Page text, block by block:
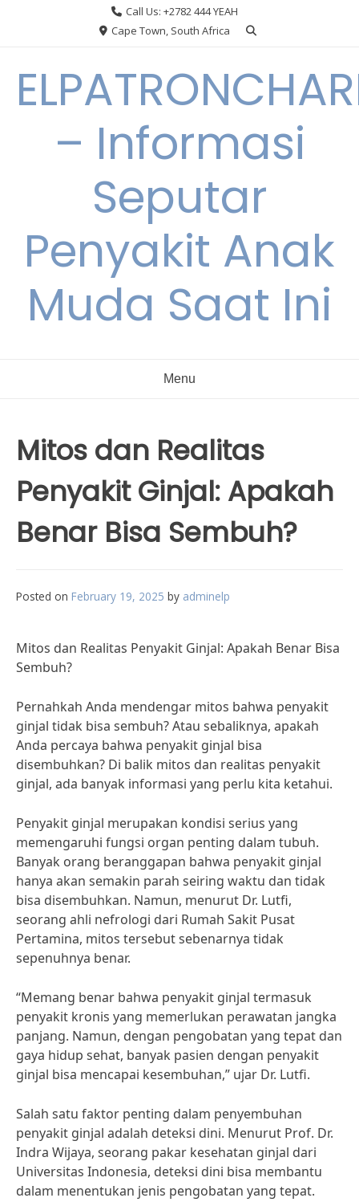
Call Us: +2782 444 YEAH
Cape Town, South Africa
– Informasi
Seputar
Penyakit Anak
Muda Saat Ini
Menu
Mitos dan Realitas
Penyakit Ginjal: Apakah
Benar Bisa Sembuh?
Posted on February 19, 2025 by adminelp
Mitos dan Realitas Penyakit Ginjal: Apakah Benar Bisa
Sembuh?
Pernahkah Anda mendengar mitos bahwa penyakit
ginjal tidak bisa sembuh? Atau sebaliknya, apakah
Anda percaya bahwa penyakit ginjal bisa
disembuhkan? Di balik mitos dan realitas penyakit
ginjal, ada banyak informasi yang perlu kita ketahui.
Penyakit ginjal merupakan kondisi serius yang
memengaruhi fungsi organ penting dalam tubuh.
Banyak orang beranggapan bahwa penyakit ginjal
hanya akan semakin parah seiring waktu dan tidak
bisa disembuhkan. Namun, menurut Dr. Lutfi,
seorang ahli nefrologi dari Rumah Sakit Pusat
Pertamina, mitos tersebut sebenarnya tidak
sepenuhnya benar.
“Memang benar bahwa penyakit ginjal termasuk
penyakit kronis yang memerlukan perawatan jangka
panjang. Namun, dengan pengobatan yang tepat dan
gaya hidup sehat, banyak pasien dengan penyakit
ginjal bisa mencapai kesembuhan,” ujar Dr. Lutfi.
Salah satu faktor penting dalam penyembuhan
penyakit ginjal adalah deteksi dini. Menurut Prof. Dr.
Indra Wijaya, seorang pakar kesehatan ginjal dari
Universitas Indonesia, deteksi dini bisa membantu
dalam menentukan jenis pengobatan yang tepat.